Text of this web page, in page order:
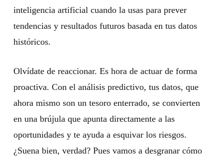
inteligencia artificial cuando la usas para prever
tendencias y resultados futuros basada en tus datos
históricos.
Olvídate de reaccionar. Es hora de actuar de forma
proactiva. Con el análisis predictivo, tus datos, que
ahora mismo son un tesoro enterrado, se convierten
en una brújula que apunta directamente a las
oportunidades y te ayuda a esquivar los riesgos.
¿Suena bien, verdad? Pues vamos a desgranar cómo